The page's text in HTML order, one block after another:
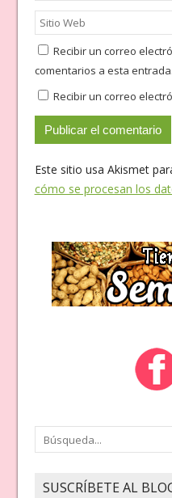
Recibir un correo
comentarios a esta entrada.
Recibir un correo
Este sitio usa Akismet
cómo se procesan los
SUSCRÍBETE AL